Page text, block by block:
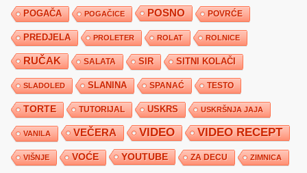
POGAČA POGAČICE POSNO POVRĆE
PREDJELA PROLETER ROLAT ROLNICE
RUČAK SALATA SIR SITNI KOLAČI
SLADOLED SLANINA SPANAĆ TESTO
TORTE TUTORIJAL USKRS USKRŠNJA JAJA
VANILA VEČERA VIDEO VIDEO RECEPT
VIŠNJE VOĆE YOUTUBE ZA DECU ZIMNICA